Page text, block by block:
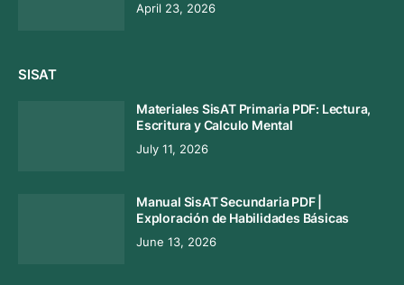
April 23, 2026
SISAT
Materiales SisAT Primaria PDF: Lectura,
Escritura y Calculo Mental
July 11, 2026
Manual SisAT Secundaria PDF |
Exploración de Habilidades Básicas
June 13, 2026